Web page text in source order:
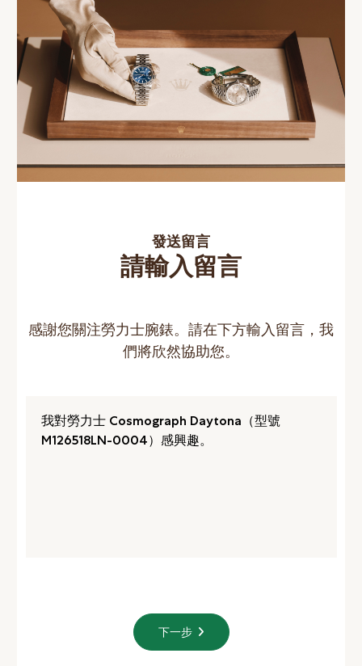
發送留言
請輸入留言
感謝您關注勞力士腕錶。請在下方輸入留言，我
們將欣然協助您。
下一步